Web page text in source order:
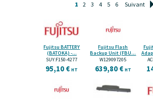
1 2 3 4 5 6 Suivant
Fujitsu BATTERY
(BATOKA) -...
SUY:F150-4277
95,10 €HT
Fujitsu Flash
Backup Unit (FBU...
W129097205
639,80 € HT